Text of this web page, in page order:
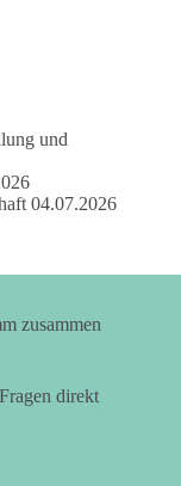
und
04.07.2026
zusammen
direkt